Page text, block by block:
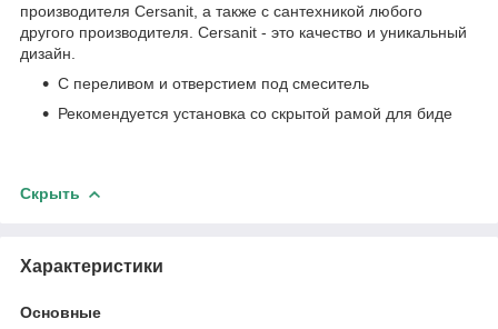
производителя Cersanit, а также с сантехникой любого
другого производителя. Cersanit - это качество и уникальный
дизайн.
С переливом и отверстием под смеситель
Рекомендуется установка со скрытой рамой для биде
Скрыть
Характеристики
Основные